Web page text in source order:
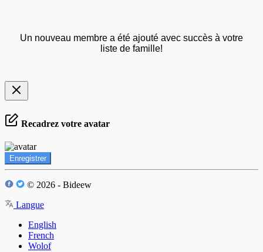
Un nouveau membre a été ajouté avec succès à votre
liste de famille!
Recadrez votre avatar
Enregistrer
© 2026 - Bideew
Langue
English
French
Wolof